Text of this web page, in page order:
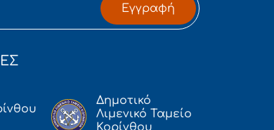
Εγγραφή
Δημοτικό
Λιμενικό Ταμείο
Κορίνθου